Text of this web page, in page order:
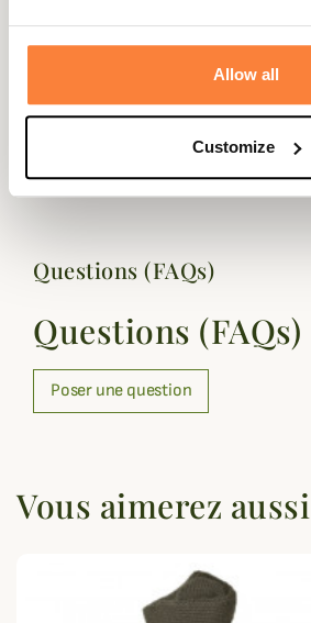
Allow all
Customize
Pays de
Angleterre
Genre Homme
Laine , Nylon
Questions (FAQs)
Questions (FAQs)
Poser une question
Vous aimerez aussi